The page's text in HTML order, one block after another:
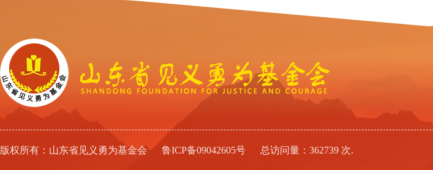
版权所有：山东省见义勇为基金会 鲁ICP备09042605号 总访问量：362739 次.